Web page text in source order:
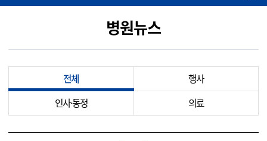
병원뉴스
전체
행사
인사·동정
의료